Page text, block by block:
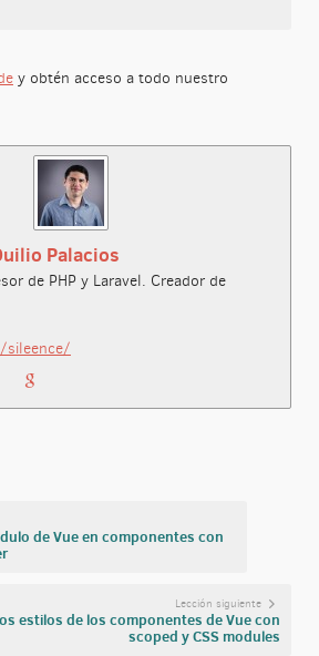
y obtén acceso a todo nuestro
Palacios
de PHP y Laravel. Creador de
de Vue en componentes con
Lección siguiente
estilos de los componentes de Vue con
scoped y CSS modules